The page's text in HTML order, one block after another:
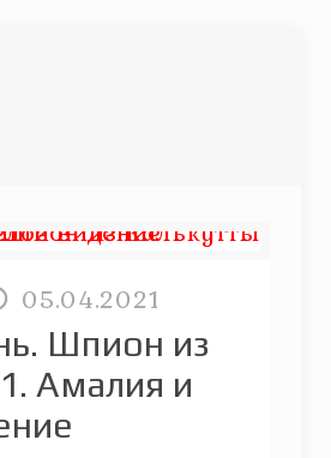
05.04.2021
Шпион из
Амалия и